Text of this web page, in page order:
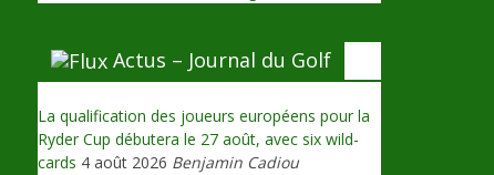
Actus – Journal du Golf
La qualification des joueurs européens pour la
Ryder Cup débutera le 27 août, avec six wild-
cards 4 août 2026 Benjamin Cadiou